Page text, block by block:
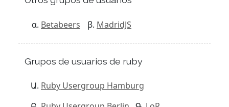
Betabeers MadridJS
Grupos de usuarios de ruby
Ruby Usergroup Hamburg